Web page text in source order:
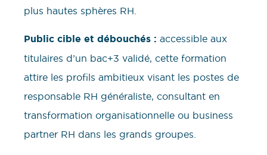
plus hautes sphères RH.
Public cible et débouchés : accessible aux
titulaires d’un bac+3 validé, cette formation
attire les profils ambitieux visant les postes de
responsable RH généraliste, consultant en
transformation organisationnelle ou business
partner RH dans les grands groupes.